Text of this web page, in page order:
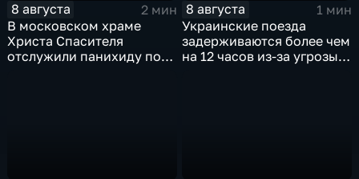
8 августа
2 мин
В московском храме
Христа Спасителя
отслужили панихиду по
8 августа
1 мин
Украинские поезда
задерживаются более чем
на 12 часов из-за угрозы